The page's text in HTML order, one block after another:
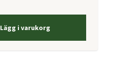
Lägg i varukorg